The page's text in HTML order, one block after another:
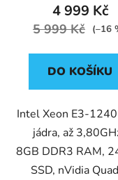
4 999 Kč
5 999 Kč (–16
DO KOŠÍKU
Intel Xeon E3-
jádra, až
8GB DDR3 RAM,
SSD, nVidia